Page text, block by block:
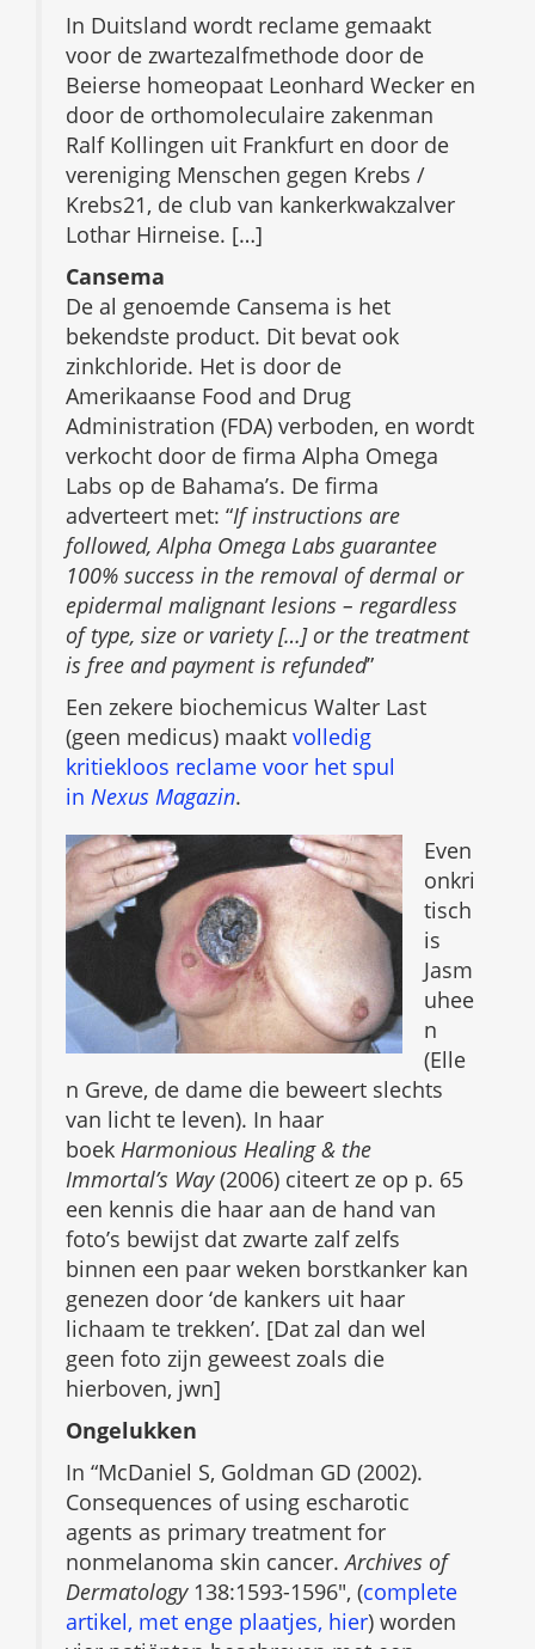
In Duitsland wordt reclame gemaakt
voor de zwartezalfmethode door de
Beierse homeopaat Leonhard Wecker en
door de orthomoleculaire zakenman
Ralf Kollingen uit Frankfurt en door de
vereniging Menschen gegen Krebs /
Krebs21, de club van kankerkwakzalver
Lothar Hirneise. […]
Cansema
De al genoemde Cansema is het
bekendste product. Dit bevat ook
zinkchloride. Het is door de
Amerikaanse Food and Drug
Administration (FDA) verboden, en wordt
verkocht door de firma Alpha Omega
Labs op de Bahama’s. De firma
adverteert met: “If instructions are
followed, Alpha Omega Labs guarantee
100% success in the removal of dermal or
epidermal malignant lesions – regardless
of type, size or variety […] or the treatment
is free and payment is refunded”
Een zekere biochemicus Walter Last
(geen medicus) maakt volledig
kritiekloos reclame voor het spul
in Nexus Magazin.
Even
onkri
tisch
is
Jasm
uhee
n
(Elle
n Greve, de dame die beweert slechts
van licht te leven). In haar
boek Harmonious Healing & the
Immortal’s Way(2006) citeert ze op p. 65
een kennis die haar aan de hand van
foto’s bewijst dat zwarte zalf zelfs
binnen een paar weken borstkanker kan
genezen door ‘de kankers uit haar
lichaam te trekken’. [Dat zal dan wel
geen foto zijn geweest zoals die
hierboven, jwn]
Ongelukken
In “McDaniel S, Goldman GD (2002).
Consequences of using escharotic
agents as primary treatment for
nonmelanoma skin cancer.Archives of
Dermatology138:1593-1596″, (complete
artikel, met enge plaatjes, hier) worden